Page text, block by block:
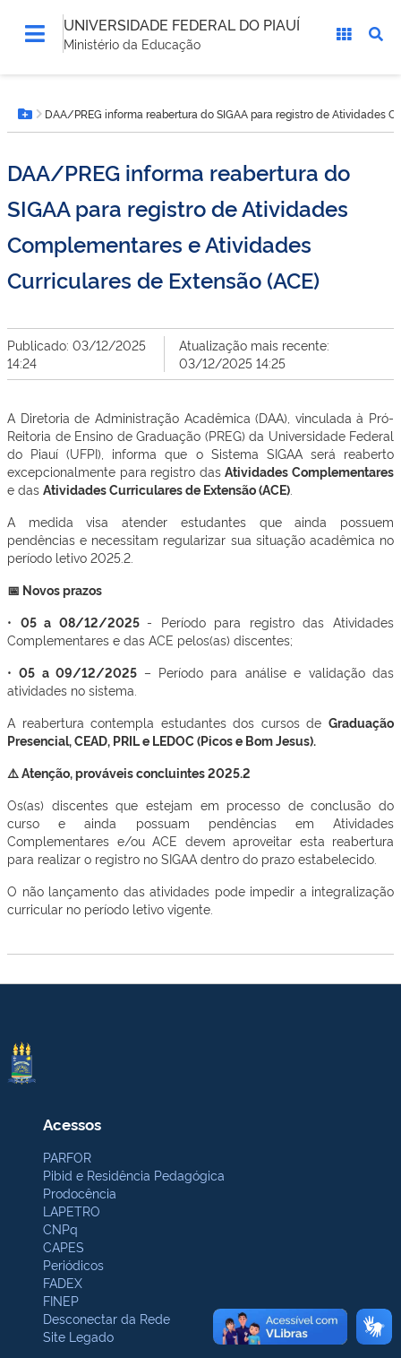
UNIVERSIDADE FEDERAL DO PIAUÍ
Ministério da Educação
está
aqui:Botão Menu
DAA/PREG informa reabertura do SIGAA para registro de Atividades
DAA/PREG informa reabertura do
SIGAA para registro de Atividades
Complementares e Atividades
Curriculares de Extensão (ACE)
Publicado: 03/12/2025
14:24
Atualização mais recente:
03/12/2025 14:25
A Diretoria de Administração Acadêmica (DAA), vinculada à Pró-
Reitoria de Ensino de Graduação (PREG) da Universidade Federal
do Piauí (UFPI), informa que o Sistema SIGAA será reaberto
excepcionalmente para registro dasAtividades Complementares
e das Atividades Curriculares de Extensão (ACE)
A medida visa atender estudantes que ainda possuem
pendências e necessitam regularizar sua situação acadêmica no
período letivo 2025.2.
📅 Novos prazos
• 05 a 08/12/2025 - Período para registro das Atividades
Complementares e das ACE pelos(as) discentes;
•05 a 09/12/2025 – Período para análise e validação das
atividades no sistema.
A reabertura contempla estudantes dos cursos de Graduação
Presencial, CEAD, PRIL e LEDOC (Picos e Bom Jesus).
⚠️ Atenção, prováveis concluintes 2025.2
Os(as) discentes que estejam em processo de conclusão do
curso e ainda possuam pendências em Atividades
Complementares e/ou ACE devem aproveitar esta reabertura
para realizar o registro no SIGAA dentro do prazo estabelecido.
O não lançamento das atividades pode impedir a integralização
curricular no período letivo vigente.
Acessos
PARFOR
Pibid e Residência Pedagógica
Prodocência
LAPETRO
CNPq
CAPES
Periódicos
FADEX
FINEP
Desconectar da Rede
Site Legado